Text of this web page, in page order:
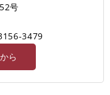
号
3479
ら